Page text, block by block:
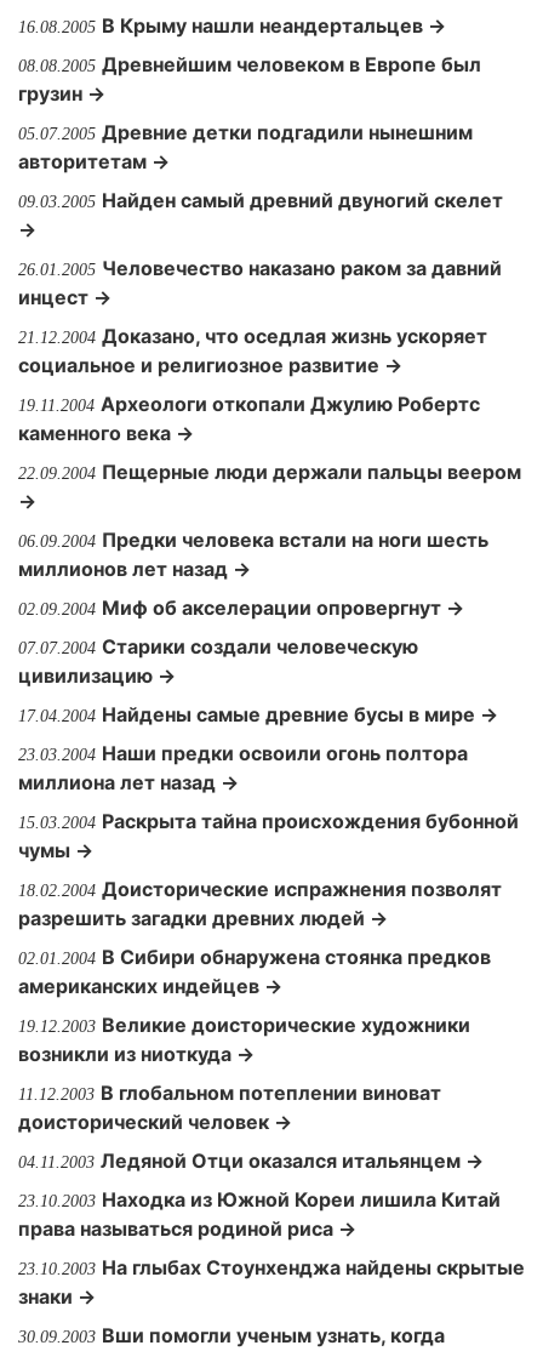
16.08.2005 В Крыму нашли неандертальцев →
08.08.2005 Древнейшим человеком в Европе был
грузин →
05.07.2005 Древние детки подгадили нынешним
авторитетам →
09.03.2005 Найден самый древний двуногий скелет
→
26.01.2005 Человечество наказано раком за давний
инцест →
21.12.2004 Доказано, что оседлая жизнь ускоряет
социальное и религиозное развитие →
19.11.2004 Археологи откопали Джулию Робертс
каменного века →
22.09.2004 Пещерные люди держали пальцы веером
→
06.09.2004 Предки человека встали на ноги шесть
миллионов лет назад →
02.09.2004 Миф об акселерации опровергнут →
07.07.2004 Старики создали человеческую
цивилизацию →
17.04.2004 Найдены самые древние бусы в мире →
23.03.2004 Наши предки освоили огонь полтора
миллиона лет назад →
15.03.2004 Раскрыта тайна происхождения бубонной
чумы →
18.02.2004 Доисторические испражнения позволят
разрешить загадки древних людей →
02.01.2004 В Сибири обнаружена стоянка предков
американских индейцев →
19.12.2003 Великие доисторические художники
возникли из ниоткуда →
11.12.2003 В глобальном потеплении виноват
доисторический человек →
04.11.2003 Ледяной Отци оказался итальянцем →
23.10.2003 Находка из Южной Кореи лишила Китай
права называться родиной риса →
23.10.2003 На глыбах Стоунхенджа найдены скрытые
знаки →
30.09.2003 Вши помогли ученым узнать, когда